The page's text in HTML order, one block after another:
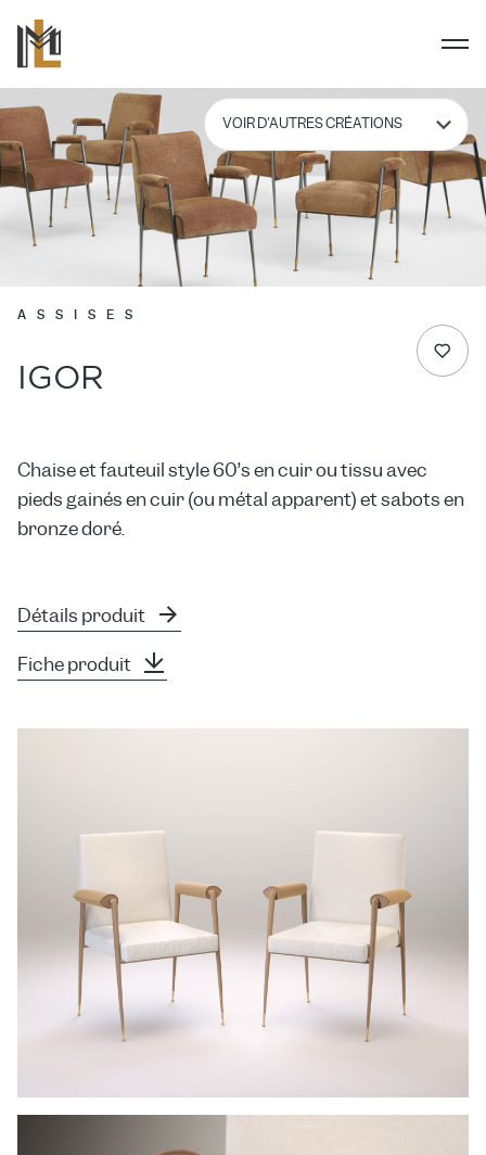
ASSISES
IGOR
Chaise et fauteuil style 60’s en cuir ou tissu avec
pieds gainés en cuir (ou métal apparent) et sabots en
bronze doré.
Détails produit
Fiche produit